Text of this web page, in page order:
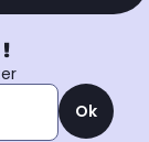
Ok